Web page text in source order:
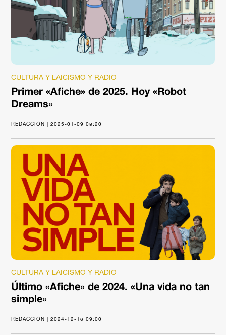
CULTURA Y LAICISMO Y RADIO
Primer «Afiche» de 2025. Hoy «Robot
Dreams»
REDACCIÓN | 2025-01-09 08:20
CULTURA Y LAICISMO Y RADIO
Último «Afiche» de 2024. «Una vida no tan
simple»
REDACCIÓN | 2024-12-16 09:00